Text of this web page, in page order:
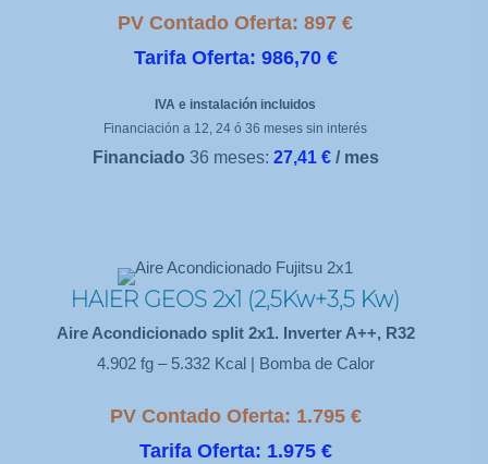
PV Contado Oferta: 897 €
Tarifa Oferta: 986,70 €
IVA e instalación incluidos
Financiación a 12, 24 ó 36 meses sin interés
Financiado 36 meses: 27,41 € / mes
HAIER GEOS 2x1 (2,5Kw+3,5 Kw)
Aire Acondicionado split 2x1. Inverter A++, R32
4.902 fg – 5.332 Kcal | Bomba de Calor
PV Contado Oferta: 1.795 €
Tarifa Oferta: 1.975 €